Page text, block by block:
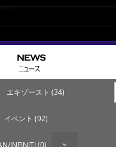
エキゾースト (34)
イベント (92)
INFINITI (0)